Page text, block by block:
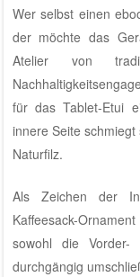
Wer selbst einen
der möchte das
Atelier von
für das Tablet-Etui
innere Seite
Naturfilz.
Als Zeichen der
Kaffeesack-
sowohl die Vorder-
durchgängig